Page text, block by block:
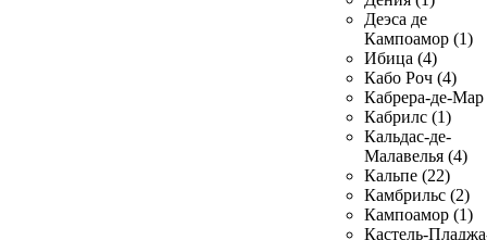
Деэса де
Кампоамор (1)
Ибица (4)
Кабо Роч (4)
Кабрера-де-Мар
Кабрилс (1)
Кальдас-де-
Малавелья (4)
Кальпе (22)
Камбрильс (2)
Кампоамор (1)
Кастель-